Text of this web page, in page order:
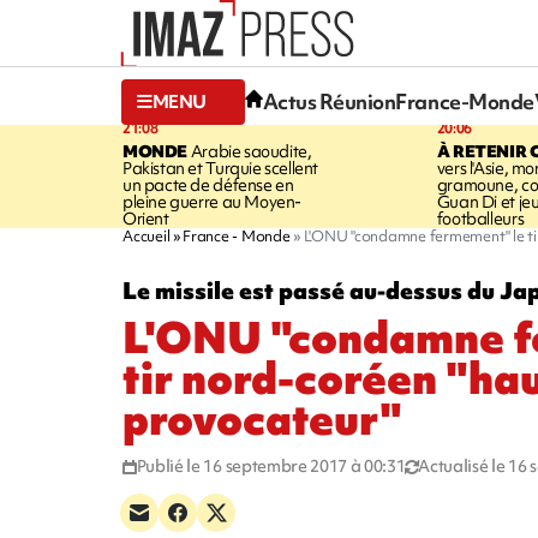
MENU Actus RéunionFrance-Monde
21:08
MONDE Arabie saoudite,
Pakistan et Turquie scellent
un pacte de défense en
pleine guerre au Moyen-
Orient
20:06
À RETENIR
vers l'Asie,
gramoune,
Guan Di et
footballeurs
Accueil France - Monde L'ONU "condamne fermement"
Le missile est passé au-dessus du
L'ONU "condamne
tir nord-coréen
provocateur"
Publié le 16 septembre 2017 à 00:31 Actualisé le 16